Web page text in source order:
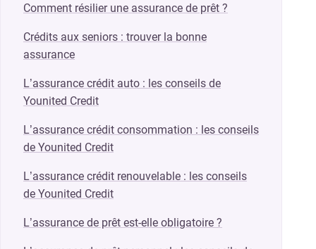
Comment résilier une assurance de prêt ?
Crédits aux seniors : trouver la bonne
assurance
L’assurance crédit auto : les conseils de
Younited Credit
L’assurance crédit consommation : les conseils
de Younited Credit
L’assurance crédit renouvelable : les conseils
de Younited Credit
L’assurance de prêt est-elle obligatoire ?